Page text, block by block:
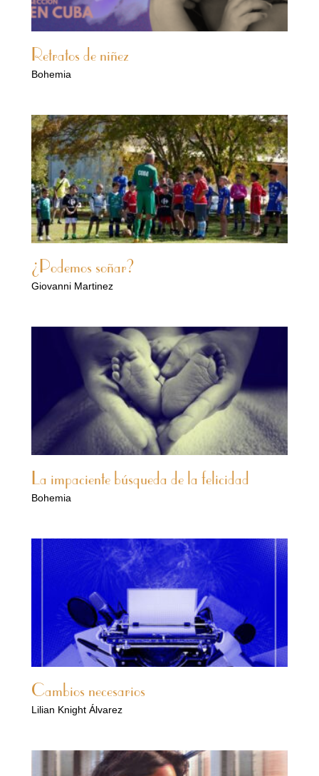
Retratos de niñez
Bohemia
¿Podemos soñar?
Giovanni Martinez
La impaciente búsqueda de la felicidad
Bohemia
Cambios necesarios
Lilian Knight Álvarez